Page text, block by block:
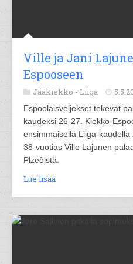
Ville ja Jani
Espooseen
Jääkiekko - Liiga
Espoolaisveljekset tekevät
kaudeksi 26-27. Kiekko-
ensimmäisellä Liiga-
38-vuotias Ville Lajunen
Plzeòistä.
Lue lisää